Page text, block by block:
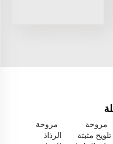
مروحة
تلويح مثبتة
مروحة
الرذاذ